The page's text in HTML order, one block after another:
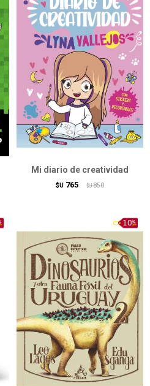
Mi diario de creatividad
$U 765 $U 850